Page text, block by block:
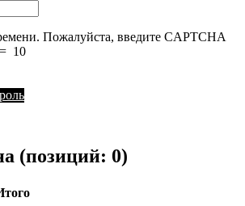
Пожалуйста, введите CAPTCHA
= 10
(позиций: 0)